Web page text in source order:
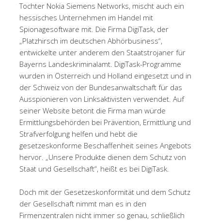
Tochter Nokia Siemens Networks, mischt auch ein
hessisches Unternehmen im Handel mit
Spionagesoftware mit. Die Firma DigiTask, der
„Platzhirsch im deutschen Abhörbusiness“,
entwickelte unter anderem den Staatstrojaner für
Bayerns Landeskriminalamt. DigiTask-Programme
wurden in Österreich und Holland eingesetzt und in
der Schweiz von der Bundesanwaltschaft für das
Ausspionieren von Linksaktivisten verwendet. Auf
seiner Website betont die Firma man würde
Ermittlungsbehörden bei Prävention, Ermittlung und
Strafverfolgung helfen und hebt die
gesetzeskonforme Beschaffenheit seines Angebots
hervor. „Unsere Produkte dienen dem Schutz von
Staat und Gesellschaft“, heißt es bei DigiTask.
Doch mit der Gesetzeskonformität und dem Schutz
der Gesellschaft nimmt man es in den
Firmenzentralen nicht immer so genau, schließlich